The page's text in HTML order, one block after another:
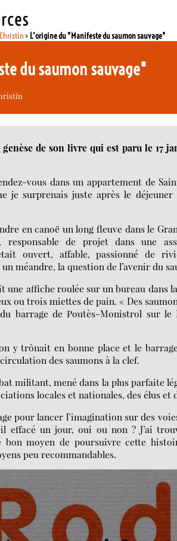
> L’origine du "Manifeste du saumon sauvage"
du saumon sauvage"
de son livre qui est paru le 17
vous dans un appartement de
je surprenais juste après le
en canoë un long fleuve dans le
responsable de projet dans une
était ouvert, affable, passionné de
méandre, la question de l’avenir du
une affiche roulée sur un bureau dans
ou trois miettes de pain. « Des
barrage de Poutès-Monistrol sur
y trônait en bonne place et le
des saumons à la clef.
militant, mené dans la plus parfaite
locales et nationales, des élus et
pour lancer l’imagination sur des
effacé un jour, oui ou non ? J’ai
bon moyen de poursuivre cette
peu recommandables.